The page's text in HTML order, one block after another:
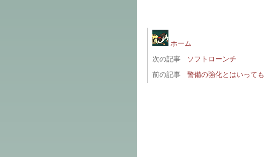
ホーム
次の記事
ソフトローンチ
前の記事
警備の強化とはいっても